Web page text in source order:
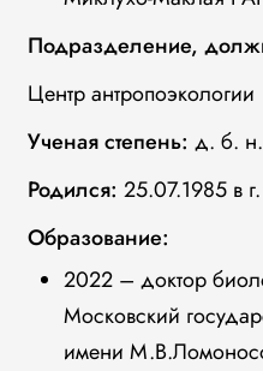
Подразделение,
Центр антропоэкологии
Ученая степень: д. б. н.
Родился: 25.07.1985 в
Образование:
2022 – доктор
Московский
имени